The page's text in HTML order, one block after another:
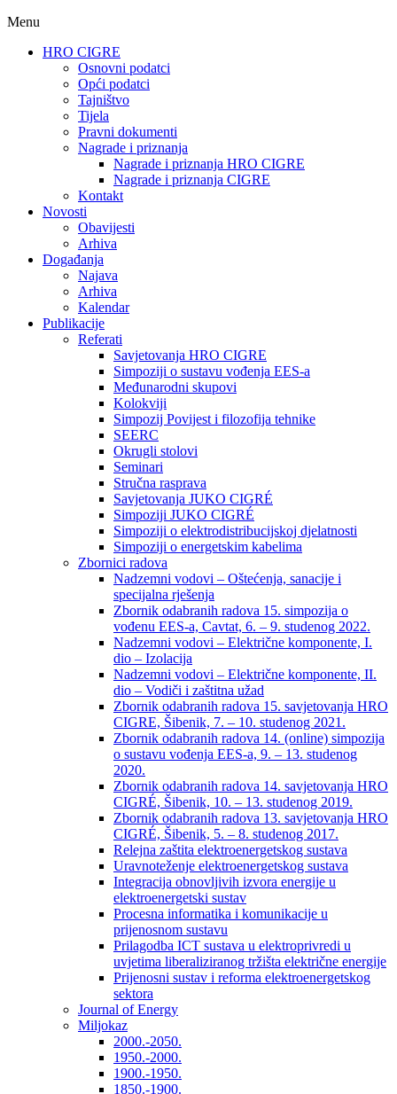
Menu
HRO CIGRE
Osnovni podatci​
Opći podatci
Tajništvo
Tijela
Pravni dokumenti
Nagrade i priznanja
Nagrade i priznanja HRO CIGRE
Nagrade i priznanja CIGRE
Kontakt
Novosti
Obavijesti
Arhiva
Događanja
Najava
Arhiva
Kalendar
Publikacije
Referati
Savjetovanja HRO CIGRE
Simpoziji o sustavu vođenja EES-a
Međunarodni skupovi
Kolokviji​
Simpozij Povijest i filozofija tehnike
SEERC
Okrugli stolovi
Seminari​
Stručna rasprava​
Savjetovanja JUKO CIGRÉ
Simpoziji JUKO CIGRÉ
Simpoziji o elektrodistribucijskoj djelatnosti
Simpoziji o energetskim kabelima
Zbornici radova
Nadzemni vodovi – Oštećenja, sanacije i
specijalna rješenja
Zbornik odabranih radova 15. simpozija o
vođenu EES-a, Cavtat, 6. – 9. studenog 2022.
Nadzemni vodovi – Električne komponente, I.
dio – Izolacija
Nadzemni vodovi – Električne komponente, II.
dio – Vodiči i zaštitna užad
Zbornik odabranih radova 15. savjetovanja HRO
CIGRE, Šibenik, 7. – 10. studenog 2021.
Zbornik odabranih radova 14. (online) simpozija
o sustavu vođenja EES-a, 9. – 13. studenog
2020.
Zbornik odabranih radova 14. savjetovanja HRO
CIGRÉ, Šibenik, 10. – 13. studenog 2019.
Zbornik odabranih radova 13. savjetovanja HRO
CIGRÉ, Šibenik, 5. – 8. studenog 2017.
Relejna zaštita elektroenergetskog sustava
Uravnoteženje elektroenergetskog sustava
Integracija obnovljivih izvora energije u
elektroenergetski sustav
Procesna informatika i komunikacije u
prijenosnom sustavu
Prilagodba ICT sustava u elektroprivredi u
uvjetima liberaliziranog tržišta električne energije
Prijenosni sustav i reforma elektroenergetskog
sektora
Journal of Energy
Miljokaz
2000.-2050.
1950.-2000.
1900.-1950.
1850.-1900.